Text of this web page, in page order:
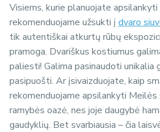
Visiems, kurie planuojate apsilankyti
rekomenduojame užsukti į dvaro
tik autentiškai atkurtų rūbų
pramoga. Dvariškus kostiumus
paliesti! Galima pasinaudoti unikalia
pasipuošti. Ar įsivaizduojate, kaip
rekomenduojame apsilankyti
ramybės oazė, nes joje daugybė
gaudyklių. Bet svarbiausia – čia